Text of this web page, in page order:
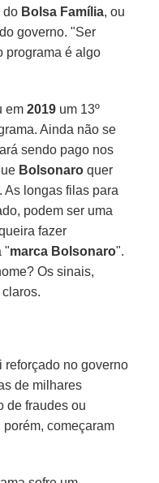
do Bolsa Família, ou
governo. "Ser
programa é algo
em2019 um 13º
Ainda não se
sendo pago nos
Bolsonaro quer
. As longas filas para
podem ser uma
fazer
"marca Bolsonaro".
Os sinais,
reforçado no governo
de milhares
de fraudes ou
começaram